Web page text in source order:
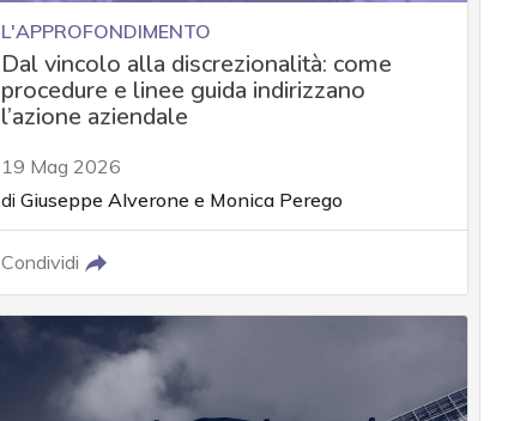
L'APPROFONDIMENTO
Dal vincolo alla discrezionalità: come
procedure e linee guida indirizzano
l’azione aziendale
19 Mag 2026
di Giuseppe Alveronee Monica Perego
Condividi